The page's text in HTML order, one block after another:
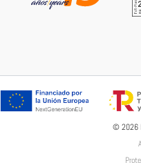
© 2026